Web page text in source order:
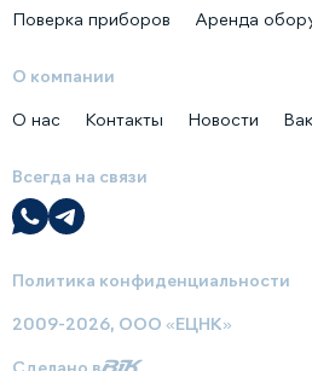
Поверка приборов
Аренда
О компании
О нас Контакты Новости
Всегда на связи
Политика конфиденциальности
2009-2026, ООО «ЕЦНК»
Сделано в